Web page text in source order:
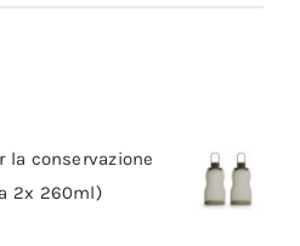
la conservazione
2x 260ml)